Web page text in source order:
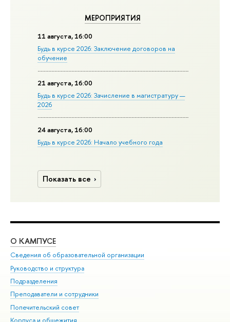
МЕРОПРИЯТИЯ
11 августа, 16:00
Будь в курсе 2026: Заключение договоров на
обучение
21 августа, 16:00
Будь в курсе 2026: Зачисление в магистратуру —
2026
24 августа, 16:00
Будь в курсе 2026: Начало учебного года
Показать все
О КАМПУСЕ
Сведения об образовательной организации
Руководство и структура
Подразделения
Преподаватели и сотрудники
Попечительский совет